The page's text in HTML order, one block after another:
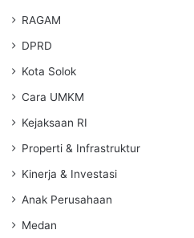
RAGAM
DPRD
Kota Solok
Cara UMKM
Kejaksaan RI
Properti & Infrastruktur
Kinerja & Investasi
Anak Perusahaan
Medan